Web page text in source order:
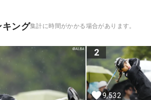
キング集計に時間がかかる場合があります。
2
9,532